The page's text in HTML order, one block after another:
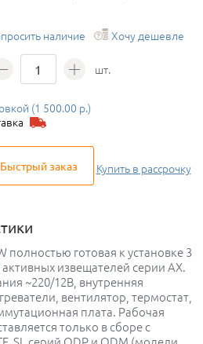
наличие Хочу дешевле
шт.
(1 500.00 р.)
Быстрый заказ Купить в рассрочку
полностью готовая к установке 3
извещателей серии AX.
~220/12В, внутренняя
вентилятор, термостат,
плата. Рабочая
только в сборе с